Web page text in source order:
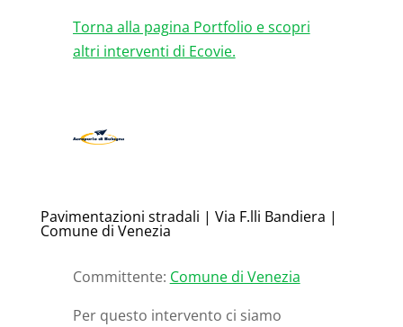
Torna alla pagina Portfolio e scopri
altri interventi di Ecovie.
Pavimentazioni stradali | Via F.lli Bandiera |
Comune di Venezia
Committente: Comune di Venezia
Per questo intervento ci siamo